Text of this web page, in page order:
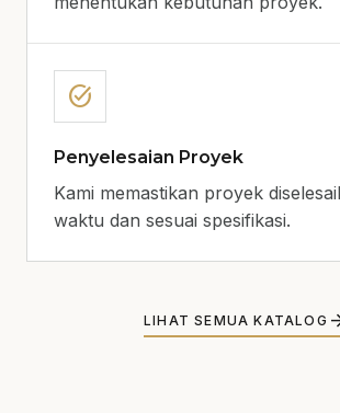
task_alt
Penyelesaian Proyek
Kami memastikan proyek
waktu dan sesuai spesifikasi.
LIHAT SEMUA KATALOG